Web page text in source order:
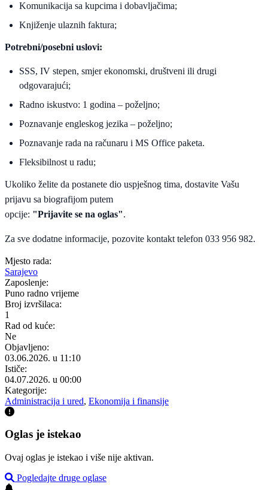
Komunikacija sa kupcima i dobavljačima;
Knjiženje ulaznih faktura;
Potrebni/posebni uslovi:
SSS, IV stepen, smjer ekonomski, društveni ili drugi
odgovarajući;
Radno iskustvo: 1 godina – poželjno;
Poznavanje engleskog jezika – poželjno;
Poznavanje rada na računaru i MS Office paketa.
Fleksibilnost u radu;
Ukoliko želite da postanete dio uspješnog tima, dostavite Vašu
prijavu sa biografijom putem
opcije: "Prijavite se na oglas".
Za sve dodatne informacije, pozovite kontakt telefon 033 956 982.
Mjesto rada:
Sarajevo
Zaposlenje:
Puno radno vrijeme
Broj izvršilaca:
1
Rad od kuće:
Ne
Objavljeno:
03.06.2026. u 11:10
Ističe:
04.07.2026. u 00:00
Kategorije:
Administracija i ured, Ekonomija i finansije
Oglas je istekao
Ovaj oglas je istekao i više nije aktivan.
Pogledajte druge oglase